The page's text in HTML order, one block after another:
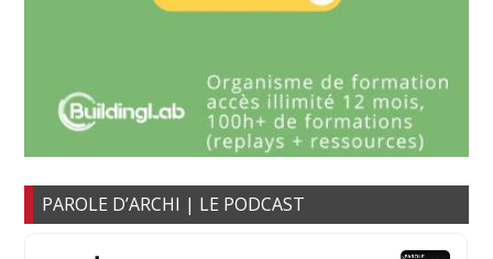
PAROLE D’ARCHI | LE PODCAST